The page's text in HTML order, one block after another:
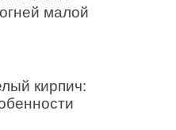
малой
кирпич: